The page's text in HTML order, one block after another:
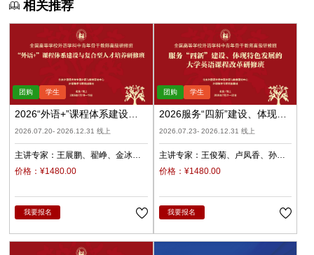
相关推荐
2026“外语+”课程体系建设与
复合型人才培养（录播）
2026.07.20- 2026.12.31 线上
主讲专家：王展鹏 翟峥
金冰
张清
杨天娲
价格：¥1480.00
我要报名
2026服务“四新”建设、体现特
色发展的大学英语课程改革
2026.07.23- 2026.12.31 线上
主讲专家： 王俊菊 卢凤香
孙
瑜
柳睿
价格：¥1480.00
我要报名